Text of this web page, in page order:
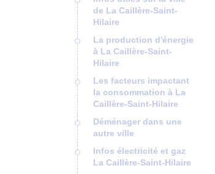
de La Caillère-Saint-
Hilaire
La production d'énergie
à La Caillère-Saint-
Hilaire
Les facteurs impactant
la consommation à La
Caillère-Saint-Hilaire
Déménager dans une
autre ville
Infos électricité et gaz
La Caillère-Saint-Hilaire